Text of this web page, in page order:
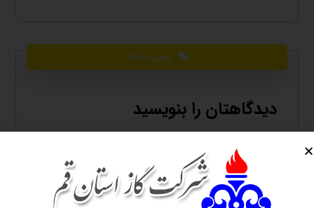
بدون دیدگاه
دیدگاهتان را بنویسید
نشانی ایمیل شما منتشر نخواهد شد. بخش‌های
موردنیاز علامت‌گذاری شده‌اند
دیدگاه*